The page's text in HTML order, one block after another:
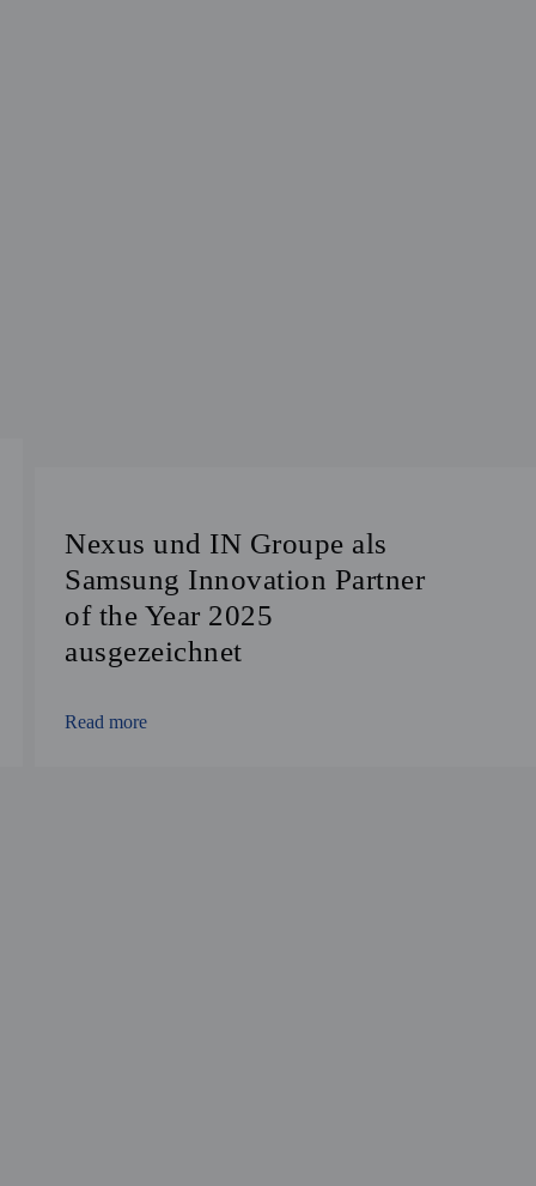
Nexus und IN Groupe als
Samsung Innovation Partner
of the Year 2025
ausgezeichnet
Read more